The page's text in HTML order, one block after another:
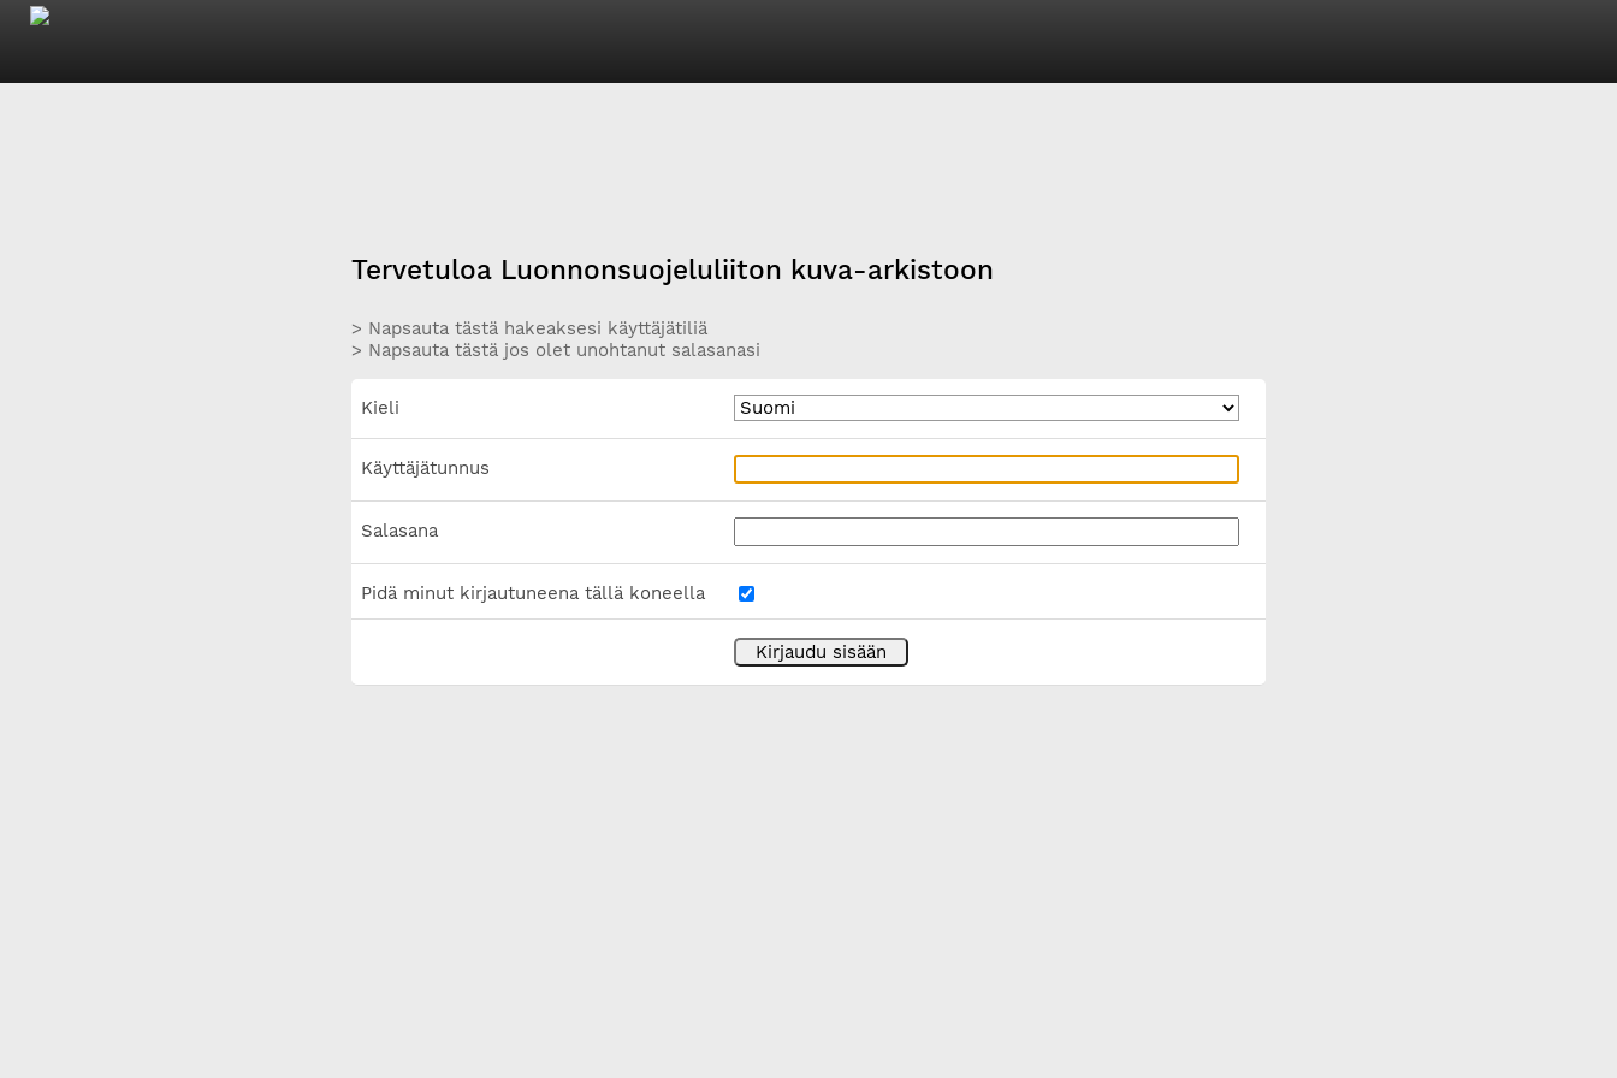
Tervetuloa Luonnonsuojeluliiton kuva-arkistoon
> Napsauta tästä hakeaksesi käyttäjätiliä
> Napsauta tästä jos olet unohtanut salasanasi
Kieli
Käyttäjätunnus
Salasana
Pidä minut kirjautuneena tällä koneella